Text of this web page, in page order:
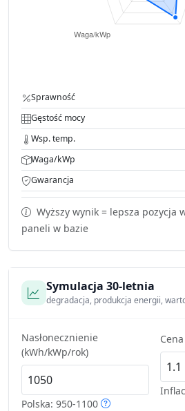
Sprawność
Gęstość mocy
Wsp. temp.
Waga/kWp
Gwarancja
Wyższy wynik = lepsza pozycja
paneli w bazie
Symulacja 30-letnia
degradacja, produkcja energii,
Nasłonecznienie
(kWh/kWp/rok)
Polska: 950-1100